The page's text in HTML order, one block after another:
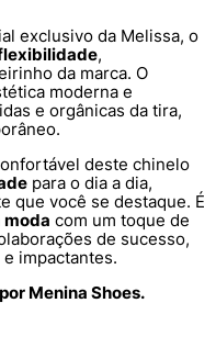
exclusivo da Melissa, o
,
da marca. O
moderna e
e orgânicas da tira,
deste chinelo
para o dia a dia,
que você se destaque. É
moda com um toque de
de sucesso,
impactantes.
Menina Shoes.